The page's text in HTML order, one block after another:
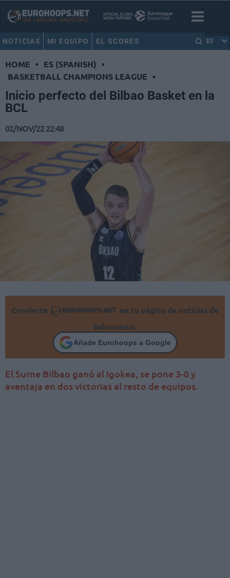
NOTICIAS MI EQUIPO EL SCORES ES
HOME • ES (SPANISH) •
BASKETBALL CHAMPIONS LEAGUE •
Inicio perfecto del Bilbao Basket en la
BCL
02/NOV/22 22:48
Convierte
en tu página de noticias de
baloncesto.
Añade Eurohoops a Google
El Surne Bilbao ganó al Igokea, se pone 3-0 y
aventaja en dos victorias al resto de equipos.